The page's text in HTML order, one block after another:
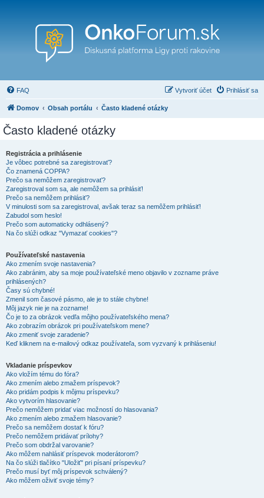
FAQ Prihlásiť sa
Vytvoriť účet
Domov Obsah portálu Často kladené otázky
Často kladené otázky
Registrácia a prihlásenie
Je vôbec potrebné sa zaregistrovať?
Čo znamená COPPA?
Prečo sa nemôžem zaregistrovať?
Zaregistroval som sa, ale nemôžem sa prihlásiť!
Prečo sa nemôžem prihlásiť?
V minulosti som sa zaregistroval, avšak teraz sa nemôžem prihlásiť!
Zabudol som heslo!
Prečo som automaticky odhlásený?
Na čo slúži odkaz "Vymazať cookies"?
Používateľské nastavenia
Ako zmením svoje nastavenia?
Ako zabránim, aby sa moje používateľské meno objavilo v zozname práve
prihlásených?
Časy sú chybné!
Zmenil som časové pásmo, ale je to stále chybne!
Môj jazyk nie je na zozname!
Čo je to za obrázok vedľa môjho používateľského mena?
Ako zobrazím obrázok pri používateľskom mene?
Ako zmeniť svoje zaradenie?
Keď kliknem na e-mailový odkaz používateľa, som vyzvaný k prihláseniu!
Vkladanie príspevkov
Ako vložím tému do fóra?
Ako zmením alebo zmažem príspevok?
Ako pridám podpis k môjmu príspevku?
Ako vytvorím hlasovanie?
Prečo nemôžem pridať viac možností do hlasovania?
Ako zmením alebo zmažem hlasovanie?
Prečo sa nemôžem dostať k fóru?
Prečo nemôžem pridávať prílohy?
Prečo som obdržal varovanie?
Ako môžem nahlásiť príspevok moderátorom?
Na čo slúži tlačítko "Uložiť" pri písaní príspevku?
Prečo musí byť môj príspevok schválený?
Ako môžem oživiť svoje témy?